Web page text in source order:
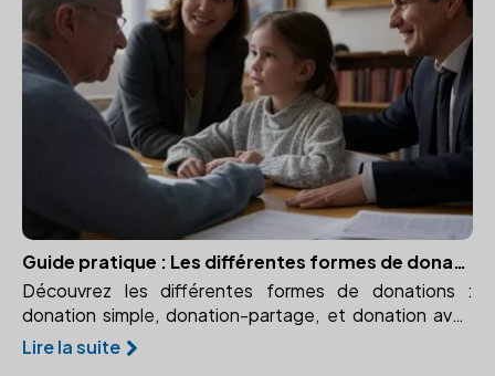
Guide pratique : Les différentes formes de donations
Découvrez les différentes formes de donations :
donation simple, donation-partage, et donation avec
réserve d'usufruit. Apprenez à choisir celle qui convient
à vos besoins.
Lire la suite